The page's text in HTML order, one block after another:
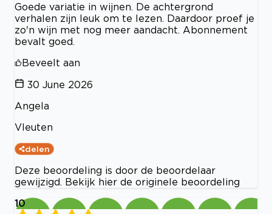
Goede variatie in wijnen. De achtergrond
verhalen zijn leuk om te lezen. Daardoor proef je
zo'n wijn met nog meer aandacht. Abonnement
bevalt goed.
Beveelt aan
30 June 2026
Angela
Vleuten
delen
Deze beoordeling is door de beoordelaar
gewijzigd. Bekijk hier de originele beoordeling
10